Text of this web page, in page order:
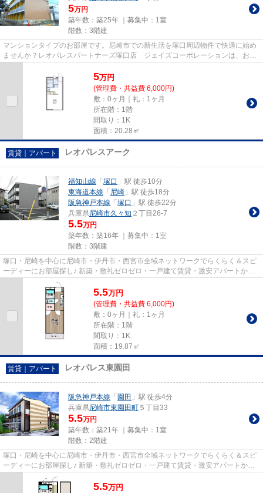
5万円
築年数：築25年 ｜募集中： 1室
階数：3階建
マンションタイプのお部屋です。尼崎市での新生活を塚口周辺物件で快適に始め
ませんか？レオパレスパートナーズ塚口店 ジェイズコーポレーションは、お客
5万円
(管理費・共益費 6,000円)
敷：0ヶ月｜礼：1ヶ月
所在階：1階
間取り：1K
面積：20.28㎡
賃貸｜アパート レオパレスアーク
福知山線 「 塚口 」駅 徒歩10分
東海道本線 「 尼崎 」駅 徒歩18分
阪急神戸本線 「 塚口 」駅 徒歩22分
兵庫県尼崎市久々知 ２丁目26-7
5.5万円
築年数：築16年 ｜募集中： 1室
階数：3階建
塚口・尼崎を中心に尼崎市・伊丹市・西宮市全域ネットワークでらくらく＆スピ
ーディーにお部屋探し♪ 新築・敷礼ゼロゼロ・一戸建て賃貸・激安アパートから
分譲賃貸マンション、保証人...
5.5万円
(管理費・共益費 6,000円)
敷：0ヶ月｜礼：1ヶ月
所在階：1階
間取り：1K
面積：19.87㎡
賃貸｜アパート レオパレス東園田
阪急神戸本線 「 園田 」駅 徒歩4分
兵庫県尼崎市東園田町 ５丁目33
5.5万円
築年数：築21年 ｜募集中： 1室
階数：2階建
塚口・尼崎を中心に尼崎市・伊丹市・西宮市全域ネットワークでらくらく＆スピ
ーディーにお部屋探し♪ 新築・敷礼ゼロゼロ・一戸建て賃貸・激安アパートから
分譲賃貸マンション、保証人...
5.5万円